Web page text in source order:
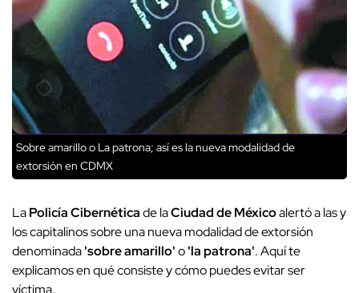
Sobre amarillo o La patrona; así es la nueva modalidad de
extorsión en CDMX
LaPolicía Cibernéticade laCiudad de Méxicoalertó a las y
los capitalinos sobre una nueva modalidad de extorsión
denominada'sobre amarillo'o'la patrona'. Aquí te
explicamos en qué consiste y cómo puedes evitar ser